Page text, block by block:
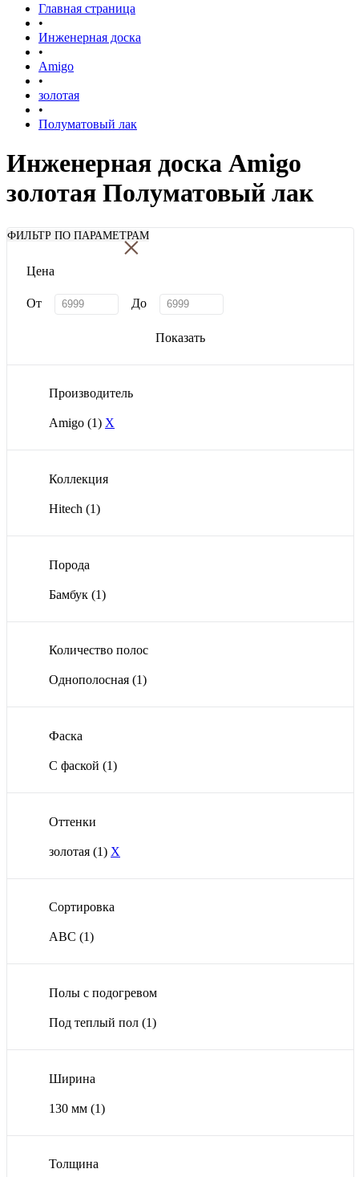
Главная страница
•
Инженерная доска
•
Amigo
•
золотая
•
Полуматовый лак
Инженерная доска Amigo
золотая Полуматовый лак
ФИЛЬТР ПО ПАРАМЕТРАМ
×
Цена
От До
Показать
Производитель
Amigo (1) X
Коллекция
Hitech (1)
Порода
Бамбук (1)
Количество полос
Однополосная (1)
Фаска
С фаской (1)
Оттенки
золотая (1) X
Сортировка
ABС (1)
Полы с подогревом
Под теплый пол (1)
Ширина
130 мм (1)
Толщина